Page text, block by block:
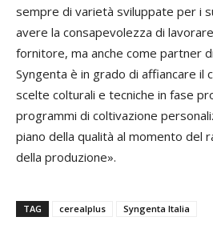
sempre di varietà sviluppate per i
avere la consapevolezza di
fornitore, ma anche come partner
Syngenta è in grado di affiancare il
scelte colturali e tecniche in fase
programmi di coltivazione
piano della qualità al momento del
della produzione».
TAG cerealplus Syngenta Italia